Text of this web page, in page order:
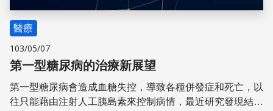
醫療
103/05/07
第一型糖尿病的治療新展望
第一型糖尿病會造成血糖失控，導致各種併發症和死亡，以
往只能藉由注射人工胰島素來控制病情，最近研究發現結合